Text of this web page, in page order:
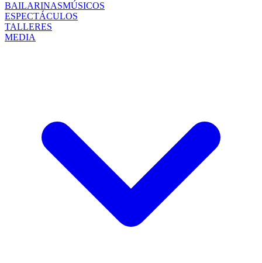
BAILARINASMÚSICOS
ESPECTÁCULOS
TALLERES
MEDIA